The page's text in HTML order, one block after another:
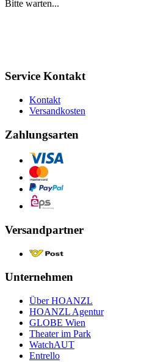
Bitte warten...
Service Kontakt
Kontakt
Versandkosten
Zahlungsarten
Versandpartner
Unternehmen
Über HOANZL
HOANZL Agentur
GLOBE Wien
Theater im Park
WatchAUT
Entrello